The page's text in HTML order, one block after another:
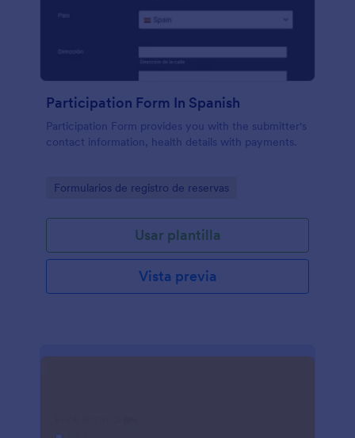
Participation Form In Spanish
Participation Form provides you with the submitter's
contact information, health details with payments.
Go to Category:
Formularios de registro de reservas
Usar plantilla
Vista previa